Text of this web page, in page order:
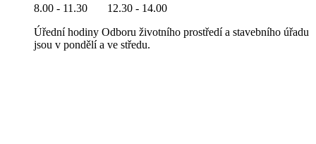
8.00 - 11.30 12.30 - 14.00
Úřední hodiny Odboru životního prostředí a stavebního úřadu
jsou v pondělí a ve středu.